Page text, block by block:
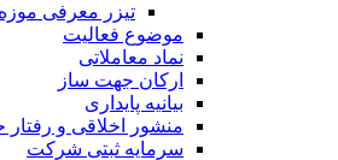
تیزر معرفی
موضوع فعالیت
نماد معاملاتی
ارکان جهت ساز
بیانیه پایداری
منشور اخلاقی و رفتار
سرمایه ثبتی شرکت